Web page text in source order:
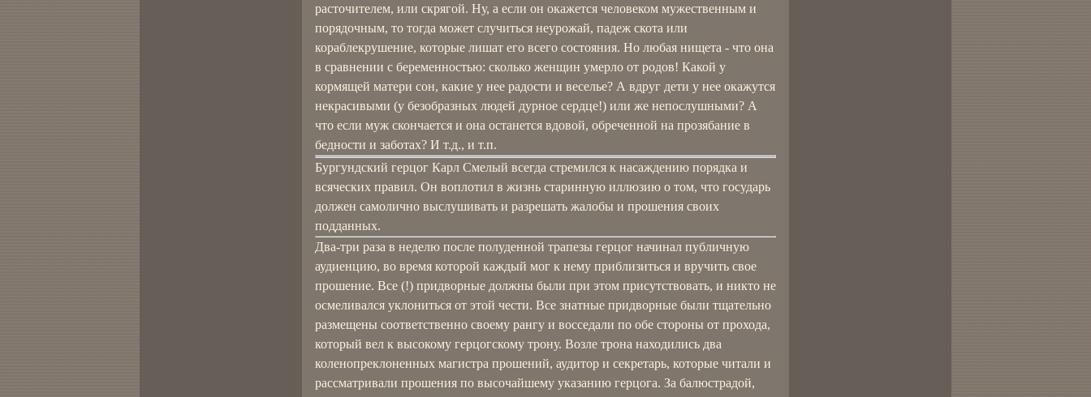
расточителем, или скрягой. Ну, а если он окажется человеком мужественным и
порядочным, то тогда может случиться неурожай, падеж скота или
кораблекрушение, которые лишат его всего состояния. Но любая нищета - что она
в сравнении с беременностью: сколько женщин умерло от родов! Какой у
кормящей матери сон, какие у нее радости и веселье? А вдруг дети у нее окажутся
некрасивыми (у безобразных людей дурное сердце!) или же непослушными? А
что если муж скончается и она останется вдовой, обреченной на прозябание в
бедности и заботах? И т.д., и т.п.
Бургундский герцог Карл Смелый всегда стремился к насаждению порядка и
всяческих правил. Он воплотил в жизнь старинную иллюзию о том, что государь
должен самолично выслушивать и разрешать жалобы и прошения своих
подданных.
Два-три раза в неделю после полуденной трапезы герцог начинал публичную
аудиенцию, во время которой каждый мог к нему приблизиться и вручить свое
прошение. Все (!) придворные должны были при этом присутствовать, и никто не
осмеливался уклониться от этой чести. Все знатные придворные были тщательно
размещены соответственно своему рангу и восседали по обе стороны от прохода,
который вел к высокому герцогскому трону. Возле трона находились два
коленопреклоненных магистра прошений, аудитор и секретарь, которые читали и
рассматривали прошения по высочайшему указанию герцога. За балюстрадой,